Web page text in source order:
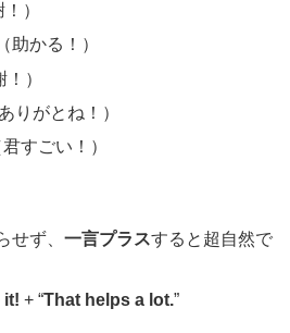
）
助かる！）
）
りがとね！）
すごい！）
せず、 一言プラスすると超自然で
it! + “That helps a lot.”